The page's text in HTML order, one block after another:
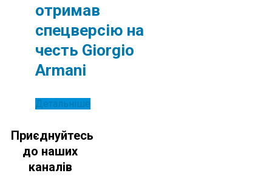
отримав
спецверсію на
честь Giorgio
Armani
Детальніше
Приєднуйтесь
до наших
каналів